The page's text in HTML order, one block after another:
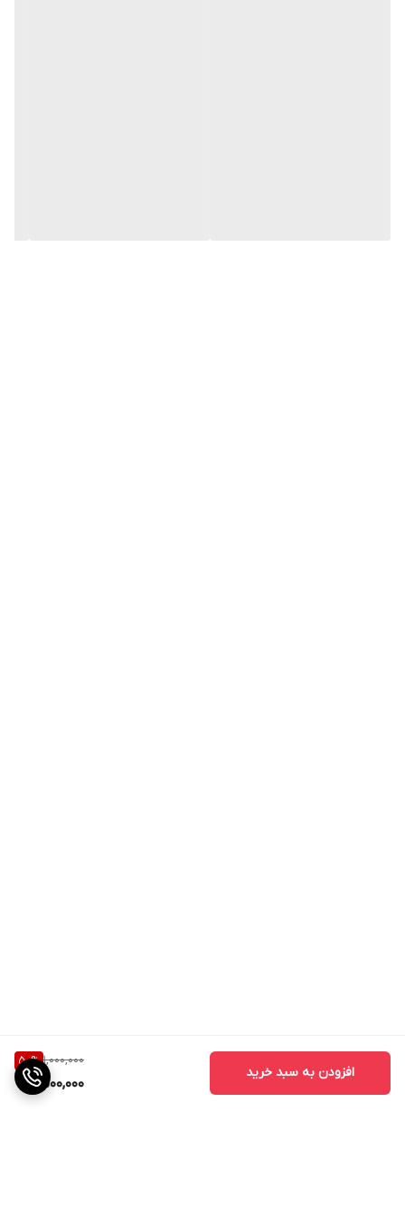
1,000,000
50%
500,000
افزودن به سبد خرید